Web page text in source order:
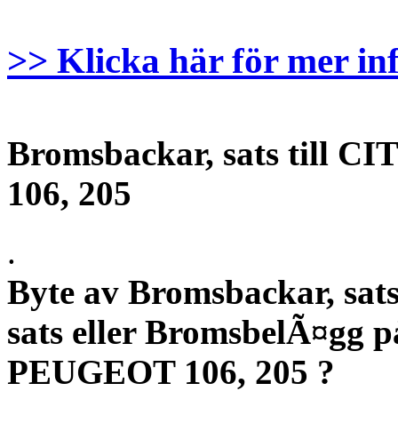
>> Klicka här för mer
Bromsbackar, sats till
106, 205
.
Byte av Bromsbackar,
sats eller BromsbelÃ¤gg
PEUGEOT 106, 205 ?